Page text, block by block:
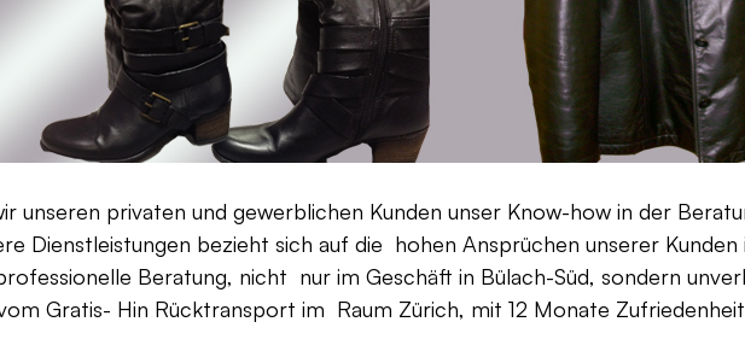
unseren privaten und gewerblichen Kunden unser Know-how in der
Dienstleistungen bezieht sich auf die hohen Ansprüchen unserer
Beratung, nicht nur im Geschäft in Bülach-Süd, sondern
Gratis- Hin Rücktransport im Raum Zürich, mit 12 Monate